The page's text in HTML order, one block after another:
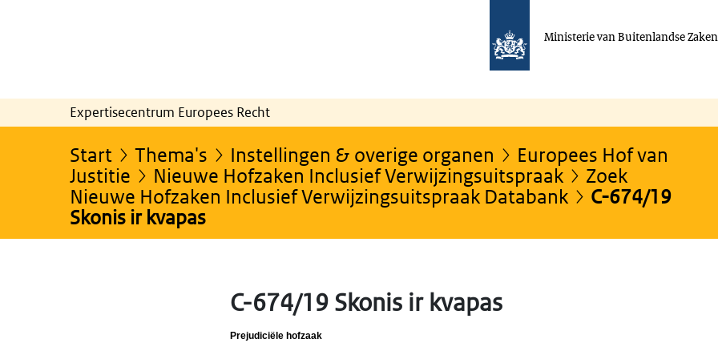
Ministerie van Buitenlandse Zaken
Expertisecentrum Europees Recht
Start Thema's Instellingen & overige organen
Europees Hof van
Justitie
Nieuwe Hofzaken Inclusief Verwijzingsuitspraak
Zoek
Nieuwe Hofzaken Inclusief Verwijzingsuitspraak Databank
C-674/19
Skonis ir kvapas
C-674/19 Skonis ir kvapas
Prejudiciële hofzaak